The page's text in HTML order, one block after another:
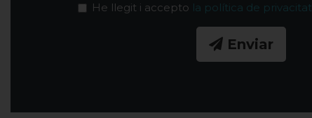
He llegit i accepto la política de privacitat
Enviar